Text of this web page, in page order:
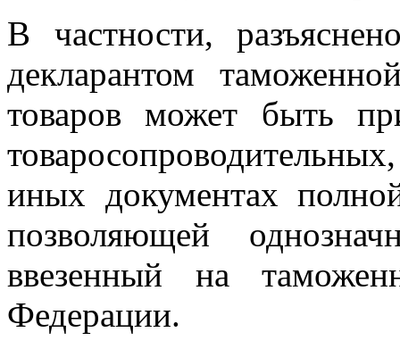
В частности,
декларантом
товаров может быть
иных документах
позволяющей
ввезенный на
Федерации.